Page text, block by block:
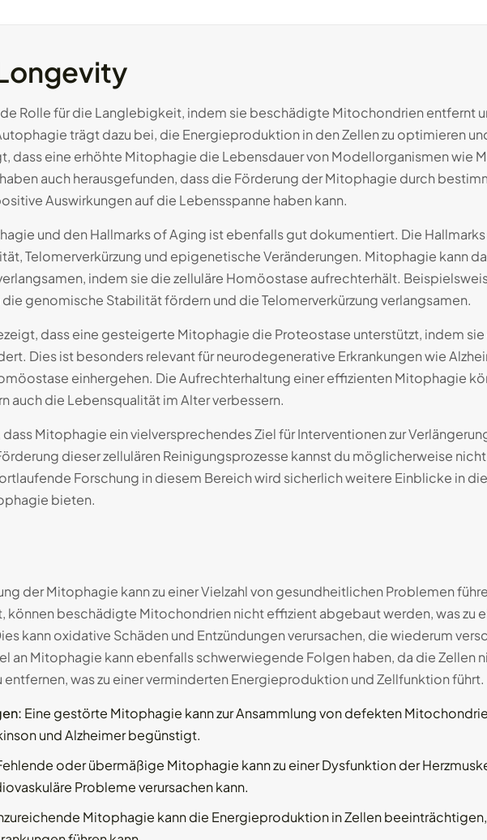
Rolle für die Langlebigkeit, indem sie beschädigte Mitochondrien entfernt
trägt dazu bei, die Energieproduktion in den Zellen zu optimieren
dass eine erhöhte Mitophagie die Lebensdauer von Modellorganismen wie
auch herausgefunden, dass die Förderung der Mitophagie durch
Auswirkungen auf die Lebensspanne haben kann.
und den Hallmarks of Aging ist ebenfalls gut dokumentiert. Die
Telomerverkürzung und epigenetische Veränderungen. Mitophagie kann
indem sie die zelluläre Homöostase aufrechterhält.
genomische Stabilität fördern und die Telomerverkürzung verlangsamen.
dass eine gesteigerte Mitophagie die Proteostase unterstützt, indem
Dies ist besonders relevant für neurodegenerative Erkrankungen wie
einhergehen. Die Aufrechterhaltung einer effizienten Mitophagie
auch die Lebensqualität im Alter verbessern.
Mitophagie ein vielversprechendes Ziel für Interventionen zur
dieser zellulären Reinigungsprozesse kannst du möglicherweise
Forschung in diesem Bereich wird sicherlich weitere Einblicke in
bieten.
der Mitophagie kann zu einer Vielzahl von gesundheitlichen Problemen
beschädigte Mitochondrien nicht effizient abgebaut werden, was zu
kann oxidative Schäden und Entzündungen verursachen, die wiederum
an Mitophagie kann ebenfalls schwerwiegende Folgen haben, da die Zellen
was zu einer verminderten Energieproduktion und Zellfunktion führt.
Eine gestörte Mitophagie kann zur Ansammlung von defekten
und Alzheimer begünstigt.
oder übermäßige Mitophagie kann zu einer Dysfunktion der
Probleme verursachen kann.
Mitophagie kann die Energieproduktion in Zellen